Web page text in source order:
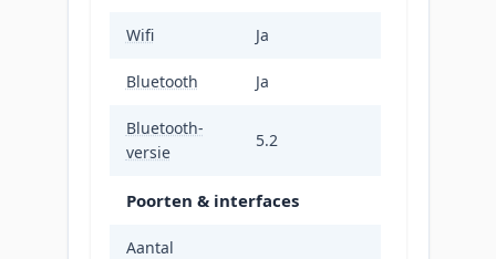
Wifi Ja
Bluetooth Ja
Bluetooth-
versie
5.2
Poorten & interfaces
Aantal